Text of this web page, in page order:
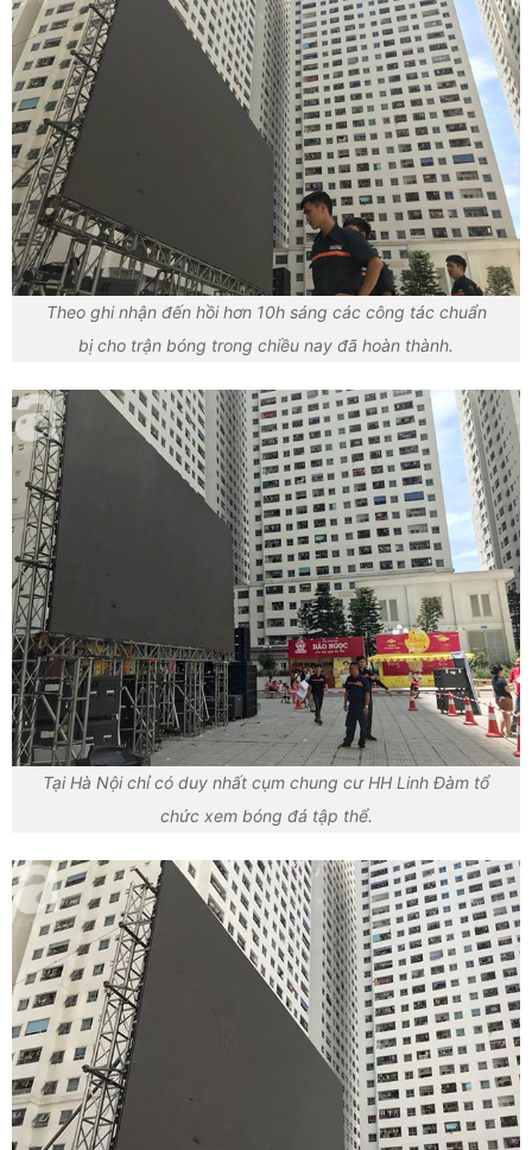
Theo ghi nhận đến hồi hơn 10h sáng các công tác chuẩn
bị cho trận bóng trong chiều nay đã hoàn thành.
Tại Hà Nội chỉ có duy nhất cụm chung cư HH Linh Đàm tổ
chức xem bóng đá tập thể.